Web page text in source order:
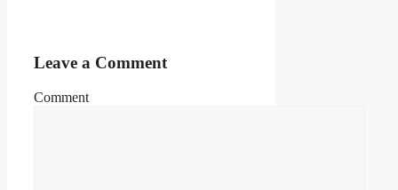
Leave a Comment
Comment